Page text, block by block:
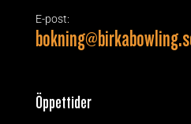
E-post:
Öppettider